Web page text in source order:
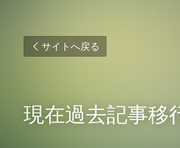
サイトへ戻る
現在過去記事移